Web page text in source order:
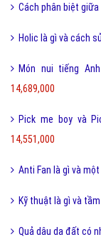
Cách phân biệt
Holic là gì và cách
Món nui tiếng
14,689,000
Pick me boy và
14,551,000
Anti Fan là gì và
Kỹ thuật là gì và
Quả dâu da đất có